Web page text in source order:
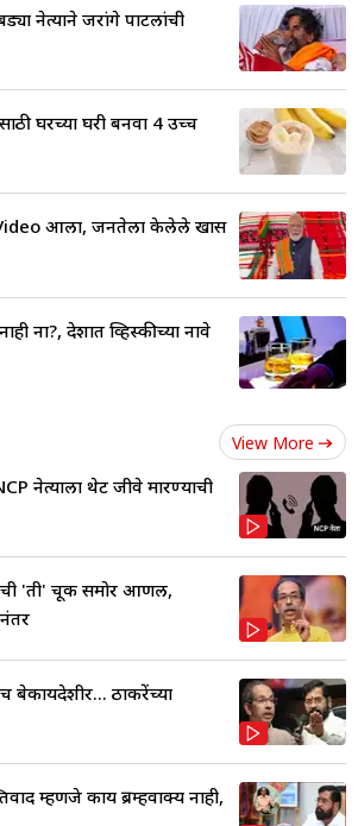
नेत्याने जरांगे पाटलांची
घरच्या घरी बनवा 4 उच्च
Video आला, जनतेला केलेले खास
ना?, देशात व्हिस्कीच्या नावे
View More
नेत्याला थेट जीवे मारण्याची
'ती' चूक समोर आणली,
बेकायदेशीर... ठाकरेंच्या
म्हणजे काय ब्रम्हवाक्य नाही,